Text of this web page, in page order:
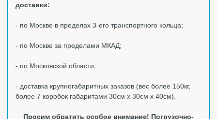
доставки:
- по Москве в пределах 3-его транспортного кольца;
- по Москве за пределами МКАД;
- по Московской области;
- доставка крупногабаритных заказов (вес более 150кг,
более 7 коробок габаритами 30см х 30см х 40см).
Просим обратить особое внимание! Погрузочно-